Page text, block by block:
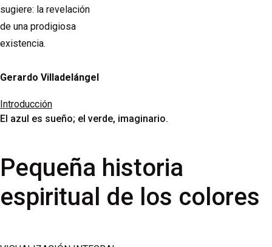
sugiere: la revelación
de una prodigiosa
existencia.
Gerardo Villadelángel
Introducción
El azul es sueño; el verde, imaginario.
Pequeña historia
espiritual de los colores